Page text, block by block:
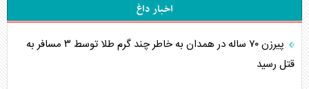
اخبار داغ
پیرزن ۷۰ ساله در همدان به خاطر چند گرم طلا توسط ۳ مسافر به
قتل رسید